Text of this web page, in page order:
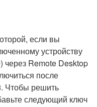
если вы
устройству
через Remote Desktop
после
Чтобы решить
следующий ключ